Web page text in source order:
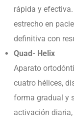
rápida y
estrecho en
definitiva con
Quad- Helix
Aparato
cuatro hélices,
forma gradual y
activación